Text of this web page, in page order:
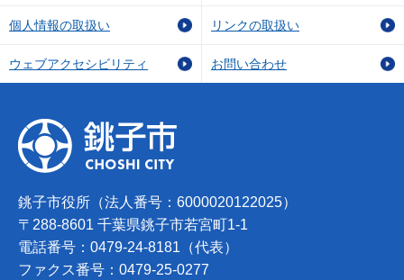
個人情報の取扱い リンクの取扱い
ウェブアクセシビリティ お問い合わせ
銚子市役所（法人番号：6000020122025）
〒288-8601 千葉県銚子市若宮町1-1
電話番号：0479-24-8181（代表）
ファクス番号：0479-25-0277